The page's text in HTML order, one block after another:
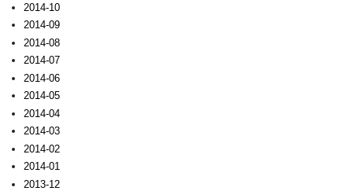
2014-10
2014-09
2014-08
2014-07
2014-06
2014-05
2014-04
2014-03
2014-02
2014-01
2013-12